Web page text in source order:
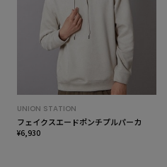
UNION STATION
フェイクスエードポンチプルパーカ
¥6,930